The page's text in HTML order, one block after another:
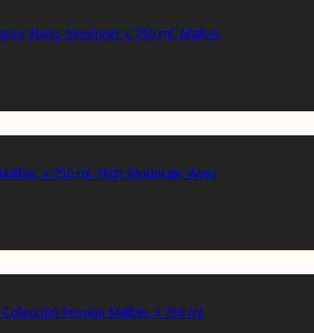
Nieto Senetiner x 750 ml. Malbec
x 750 ml. High Mountain Vines
Privada Malbec x 750 ml.